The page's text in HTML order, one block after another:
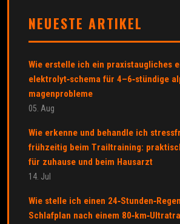
NEUESTE ARTIKEL
Wie erstelle ich ein praxis­taugliches
elektrolyt‑schema für 4–6‑stündige
magenprobleme
05. Aug
Wie erkenne und behandle ich
frühzeitig beim Trailtraining:
für zuhause und beim Hausarzt
14. Jul
Wie stelle ich einen
Schlafplan nach einem